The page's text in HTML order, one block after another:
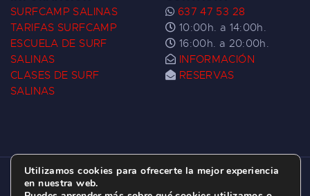
SURFCAMP SALINAS
TARIFAS SURFCAMP
ESCUELA DE SURF
SALINAS
CLASES DE SURF
SALINAS
637 47 53 28
10:00h. a 14:00h.
16:00h. a 20:00h.
INFORMACIÓN
RESERVAS
ESCUELA DE SURF LAS DUNAS ©
2026.
Utilizamos cookies para ofrecerte la mejor experiencia
en nuestra web.